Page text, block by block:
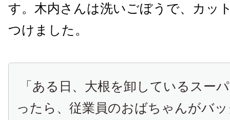
す。木内さんは洗いごぼうで、カッ
つけました。
「ある日、大根を卸しているスー
ったら、従業員のおばちゃんがバ